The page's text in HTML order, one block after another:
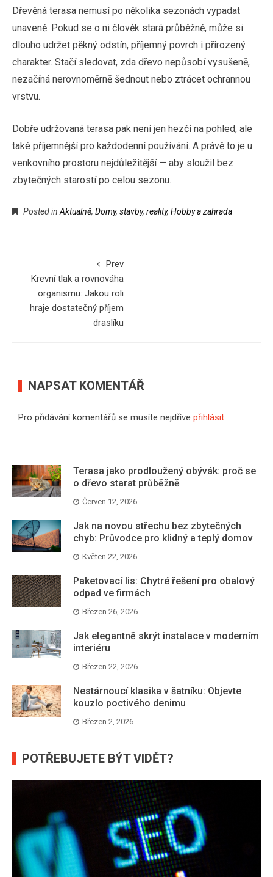
Dřevěná terasa nemusí po několika sezonách vypadat
unaveně. Pokud se o ni člověk stará průběžně, může si
dlouho udržet pěkný odstín, příjemný povrch i přirozený
charakter. Stačí sledovat, zda dřevo nepůsobí vysušeně,
nezačíná nerovnoměrně šednout nebo ztrácet ochrannou
vrstvu.
Dobře udržovaná terasa pak není jen hezčí na pohled, ale
také příjemnější pro každodenní používání. A právě to je u
venkovního prostoru nejdůležitější — aby sloužil bez
zbytečných starostí po celou sezonu.
Posted in Aktualně, Domy, stavby, reality, Hobby a zahrada
Prev
Krevní tlak a rovnováha
organismu: Jakou roli
hraje dostatečný příjem
draslíku
NAPSAT KOMENTÁŘ
Pro přidávání komentářů se musíte nejdříve přihlásit.
Terasa jako prodloužený obývák: proč se
o dřevo starat průběžně
Červen 12, 2026
Jak na novou střechu bez zbytečných
chyb: Průvodce pro klidný a teplý domov
Květen 22, 2026
Paketovací lis: Chytré řešení pro obalový
odpad ve firmách
Březen 26, 2026
Jak elegantně skrýt instalace v moderním
interiéru
Březen 22, 2026
Nestárnoucí klasika v šatníku: Objevte
kouzlo poctivého denimu
Březen 2, 2026
POTŘEBUJETE BÝT VIDĚT?